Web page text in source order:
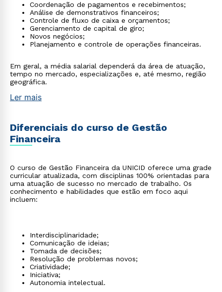
Coordenação de pagamentos e recebimentos;
Análise de demonstrativos financeiros;
Controle de fluxo de caixa e orçamentos;
Gerenciamento de capital de giro;
Novos negócios;
Planejamento e controle de operações financeiras.
Em geral, a média salarial dependerá da área de atuação,
tempo no mercado, especializações e, até mesmo, região
geográfica.
Ler mais
Diferenciais do curso de Gestão
Financeira
O curso de Gestão Financeira da UNICID oferece uma grade
curricular atualizada, com disciplinas 100% orientadas para
uma atuação de sucesso no mercado de trabalho. Os
conhecimento e habilidades que estão em foco aqui
incluem:
Interdisciplinaridade;
Comunicação de ideias;
Tomada de decisões;
Resolução de problemas novos;
Criatividade;
Iniciativa;
Autonomia intelectual.